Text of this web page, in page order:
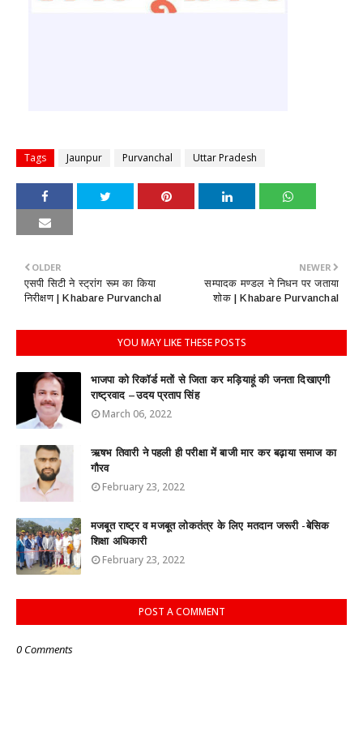
Tags Jaunpur Purvanchal Uttar Pradesh
NEWER
सम्पादक मण्डल ने निधन पर जताया
शोक | Khabare Purvanchal
OLDER
एसपी सिटी ने स्ट्रांग रूम का किया
निरीक्षण | Khabare Purvanchal
YOU MAY LIKE THESE POSTS
भाजपा को रिकॉर्ड मतों से जिता कर मड़ियाहूं की जनता दिखाएगी
राष्ट्रवाद –उदय प्रताप सिंह
March 06, 2022
ऋषभ तिवारी ने पहली ही परीक्षा में बाजी मार कर बढ़ाया समाज का
गौरव
February 23, 2022
मजबूत राष्ट्र व मजबूत लोकतंत्र के लिए मतदान जरूरी -बेसिक
शिक्षा अधिकारी
February 23, 2022
POST A COMMENT
0 Comments